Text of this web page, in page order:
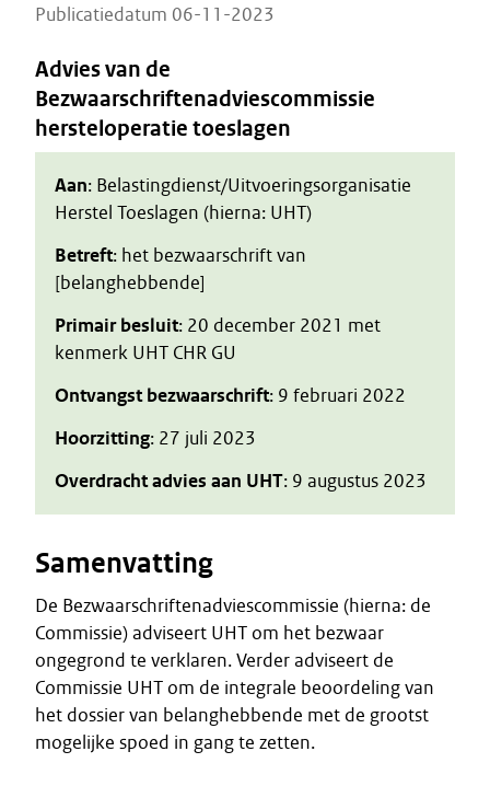
Publicatiedatum 06-11-2023
Advies van de
Bezwaarschriftenadviescommissie
hersteloperatie toeslagen
Aan: Belastingdienst/Uitvoeringsorganisatie
Herstel Toeslagen (hierna: UHT)
Betreft: het bezwaarschrift van
[belanghebbende]
Primair besluit: 20 december 2021 met
kenmerk UHT CHR GU
Ontvangst bezwaarschrift: 9 februari 2022
Hoorzitting: 27 juli 2023
Overdracht advies aan UHT: 9 augustus 2023
Samenvatting
De Bezwaarschriftenadviescommissie (hierna: de
Commissie) adviseert UHT om het bezwaar
ongegrond te verklaren. Verder adviseert de
Commissie UHT om de integrale beoordeling van
het dossier van belanghebbende met de grootst
mogelijke spoed in gang te zetten.